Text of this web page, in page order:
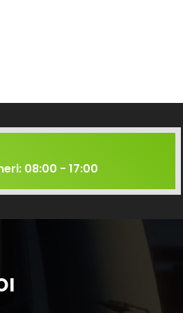
08:00 - 17:00